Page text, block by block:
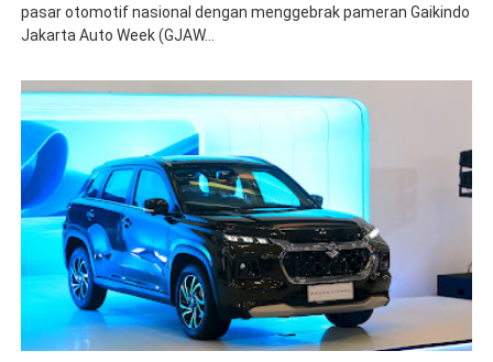
pasar otomotif nasional dengan menggebrak pameran Gaikindo
Jakarta Auto Week (GJAW...